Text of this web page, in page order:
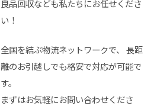
良品回収なども私たちにお任せくださ
い！
全国を結ぶ物流ネットワークで、
長距
離のお引越しでも格安で対応が可能で
す。
まずはお気軽にお問い合わせくださ